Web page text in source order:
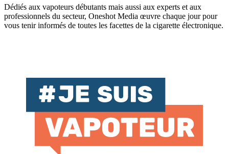
Dédiés aux vapoteurs débutants mais aussi aux experts et aux
professionnels du secteur, Oneshot Media œuvre chaque jour pour
vous tenir informés de toutes les facettes de la cigarette électronique.